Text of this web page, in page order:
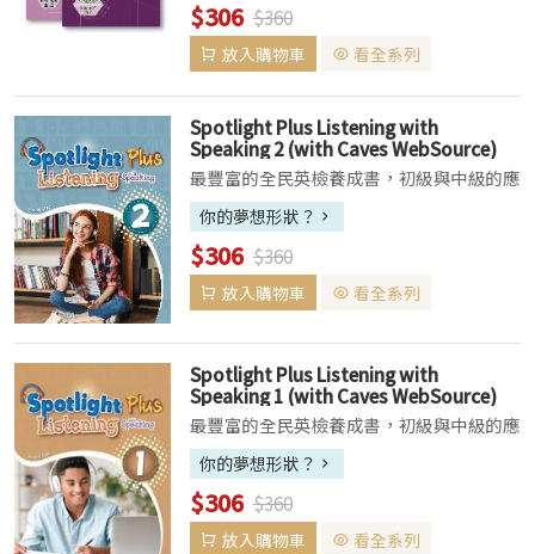
本收錄六回模擬試題，解析本內提供多個單
元...
$306 $360
放入購物車 看全系列
Spotlight Plus Listening with
Speaking 2 (with Caves WebSource)
最豐富的全民英檢養成書，初級與中級的應
試必備聽讀技巧，全面一把罩！▌以不同聽
力、閱讀技巧作為每課的主軸，透過多元的
技巧訓練，增加答題的精準度。Spotlight
Plus Listening with...
你的夢想形狀？
$306 $360
放入購物車 看全系列
Spotlight Plus Listening with
Speaking 1 (with Caves WebSource)
(新版已上市，此版售完為止)
最豐富的全民英檢養成書，初級與中級的應
試必備聽讀技巧，全面一把罩！▌以不同聽
力、閱讀技巧作為每課的主軸，透過多元的
技巧訓練，增加答題的精準度。Spotlight
Plus Listening with...
你的夢想形狀？
$306 $360
放入購物車 看全系列